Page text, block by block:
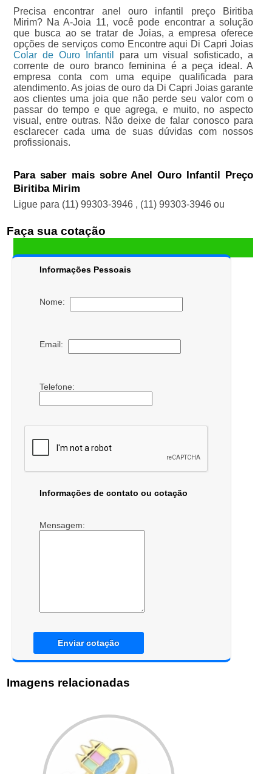
Precisa encontrar anel ouro infantil preço Biritiba
Mirim? Na A-Joia 11, você pode encontrar a solução
que busca ao se tratar de Joias, a empresa oferece
opções de serviços como Encontre aqui Di Capri Joias
Colar de Ouro Infantil
para um visual sofisticado, a
corrente de ouro branco feminina é a peça ideal. A
empresa conta com uma equipe qualificada para
atendimento. As joias de ouro da Di Capri Joias garante
aos clientes uma joia que não perde seu valor com o
passar do tempo e que agrega, e muito, no aspecto
visual, entre outras. Não deixe de falar conosco para
esclarecer cada uma de suas dúvidas com nossos
profissionais.
Para saber mais sobre Anel Ouro Infantil Preço
Biritiba Mirim
Ligue para (11) 99303-3946 , (11) 99303-3946 ou
Faça sua cotação
Informações Pessoais
Nome:
Email:
Telefone:
Informações de contato ou cotação
Mensagem:
Enviar cotação
Imagens relacionadas